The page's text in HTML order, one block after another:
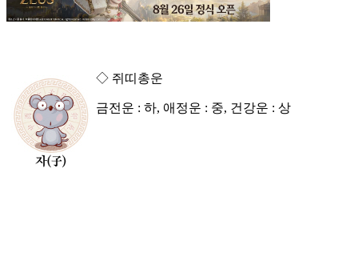
◇ 쥐띠총운
금전운 : 하, 애정운 : 중, 건강운 : 상